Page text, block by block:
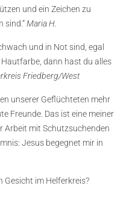
und ein Zeichen zu
sind.“Maria H.
und in Not sind, egal
dann hast du alles
Friedberg/West
unserer Geflüchteten mehr
Freunde. Das ist eine meiner
Arbeit mit Schutzsuchenden
Jesus begegnet mir in
Gesicht im Helferkreis?